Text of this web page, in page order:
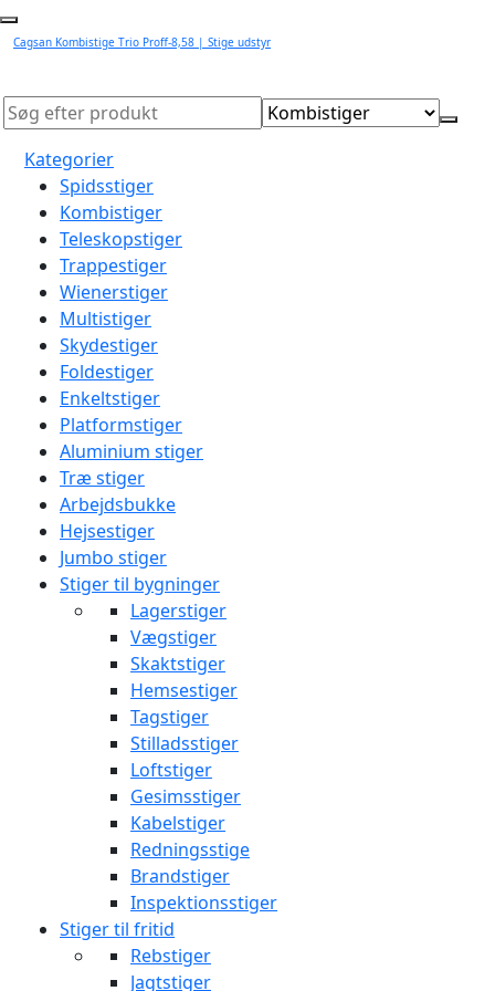
Cagsan Kombistige Trio Proff-8,58 | Stige udstyr
Kategorier
Spidsstiger
Kombistiger
Teleskopstiger
Trappestiger
Wienerstiger
Multistiger
Skydestiger
Foldestiger
Enkeltstiger
Platformstiger
Aluminium stiger
Træ stiger
Arbejdsbukke
Hejsestiger
Jumbo stiger
Stiger til bygninger
Lagerstiger
Vægstiger
Skaktstiger
Hemsestiger
Tagstiger
Stilladsstiger
Loftstiger
Gesimsstiger
Kabelstiger
Redningsstige
Brandstiger
Inspektionsstiger
Stiger til fritid
Rebstiger
Jagtstiger